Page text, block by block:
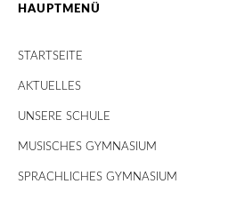
HAUPTMENÜ
STARTSEITE
AKTUELLES
UNSERE SCHULE
MUSISCHES GYMNASIUM
SPRACHLICHES GYMNASIUM